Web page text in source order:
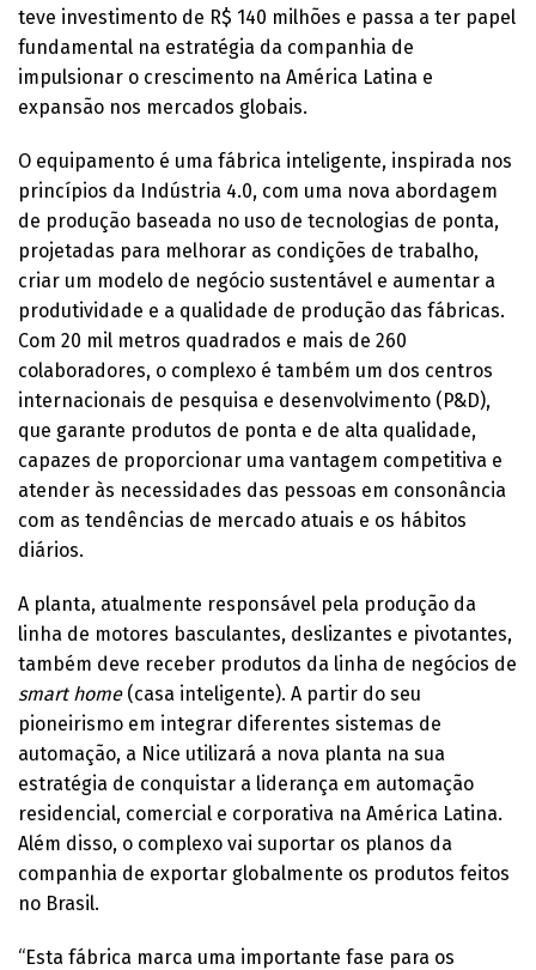
teve investimento de R$ 140 milhões e passa a ter papel
fundamental na estratégia da companhia de
impulsionar o crescimento na América Latina e
expansão nos mercados globais.
O equipamento é uma fábrica inteligente, inspirada nos
princípios da Indústria 4.0, com uma nova abordagem
de produção baseada no uso de tecnologias de ponta,
projetadas para melhorar as condições de trabalho,
criar um modelo de negócio sustentável e aumentar a
produtividade e a qualidade de produção das fábricas.
Com 20 mil metros quadrados e mais de 260
colaboradores, o complexo é também um dos centros
internacionais de pesquisa e desenvolvimento (P&D),
que garante produtos de ponta e de alta qualidade,
capazes de proporcionar uma vantagem competitiva e
atender às necessidades das pessoas em consonância
com as tendências de mercado atuais e os hábitos
diários.
A planta, atualmente responsável pela produção da
linha de motores basculantes, deslizantes e pivotantes,
também deve receber produtos da linha de negócios de
smart home(casa inteligente). A partir do seu
pioneirismo em integrar diferentes sistemas de
automação, a Nice utilizará a nova planta na sua
estratégia de conquistar a liderança em automação
residencial, comercial e corporativa na América Latina.
Além disso, o complexo vai suportar os planos da
companhia de exportar globalmente os produtos feitos
no Brasil.
“Esta fábrica marca uma importante fase para os